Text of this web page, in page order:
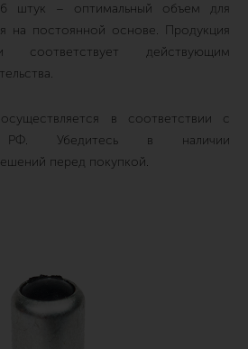
штук – оптимальный объем для
на постоянной основе. Продукция
соответствует действующим
в соответствии с
РФ. Убедитесь в наличии
перед покупкой.